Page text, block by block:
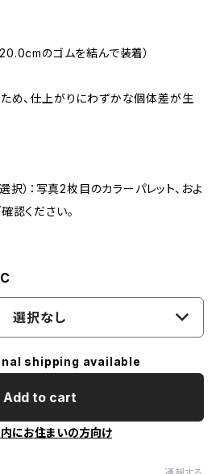
のゴムを結んで装着）
め、仕上がりにわずかな個体差が生
択）：写真2枚目のカラーパレット、およ
認ください。
選択なし
shipping available
Add to cart
にお住まいの方向け